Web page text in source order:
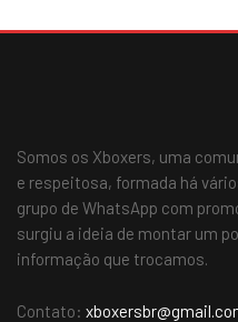
Somos os Xboxers, uma
e respeitosa, formada há
grupo de WhatsApp com
surgiu a ideia de montar um
informação que trocamos.
Contato: